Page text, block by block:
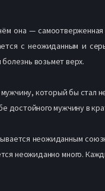
она —
с неожиданным и
возьмет верх.
который бы стал
достойного мужчину в
неожиданным
неожиданно много.